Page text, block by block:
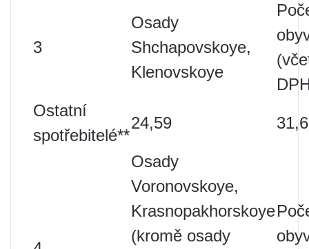
3
Osady
Shchapovskoye,
Klenovskoye
Ostatní
spotřebitelé**
24,59
Osady
Voronovskoye,
Krasnopakhorskoye
(kromě osady